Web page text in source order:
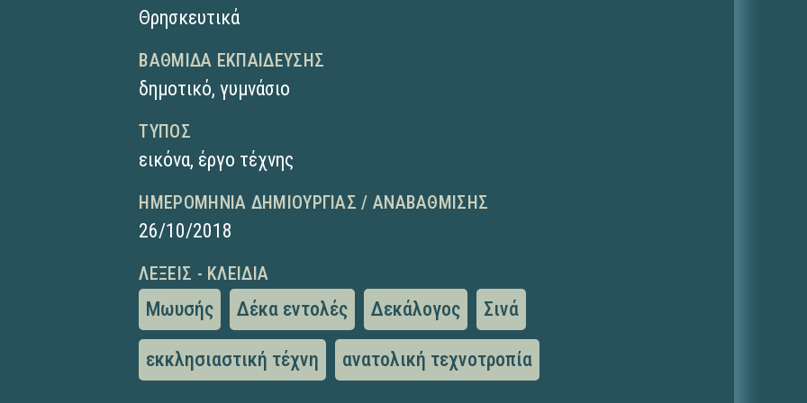
Θρησκευτικά
ΒΑΘΜΊΔΑ ΕΚΠΑΊΔΕΥΣΗΣ
δημοτικό,γυμνάσιο
ΤΎΠΟΣ
εικόνα, έργο τέχνης
ΗΜΕΡΟΜΗΝΊΑ ΔΗΜΙΟΥΡΓΊΑΣ / ΑΝΑΒΆΘΜΙΣΗΣ
26/10/2018
ΛΈΞΕΙΣ - ΚΛΕΙΔΙΆ
Μωυσής Δέκα εντολές Δεκάλογος Σινά
εκκλησιαστική τέχνη ανατολική τεχνοτροπία